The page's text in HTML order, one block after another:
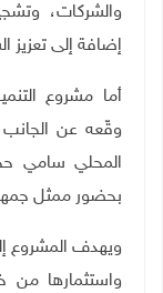
والشركات،
إضافة إلى تعزيز
أما مشروع
وقّعه عن الجانب
المحلي سامي
بحضور ممثل
ويهدف المشروع
واستثمارها من